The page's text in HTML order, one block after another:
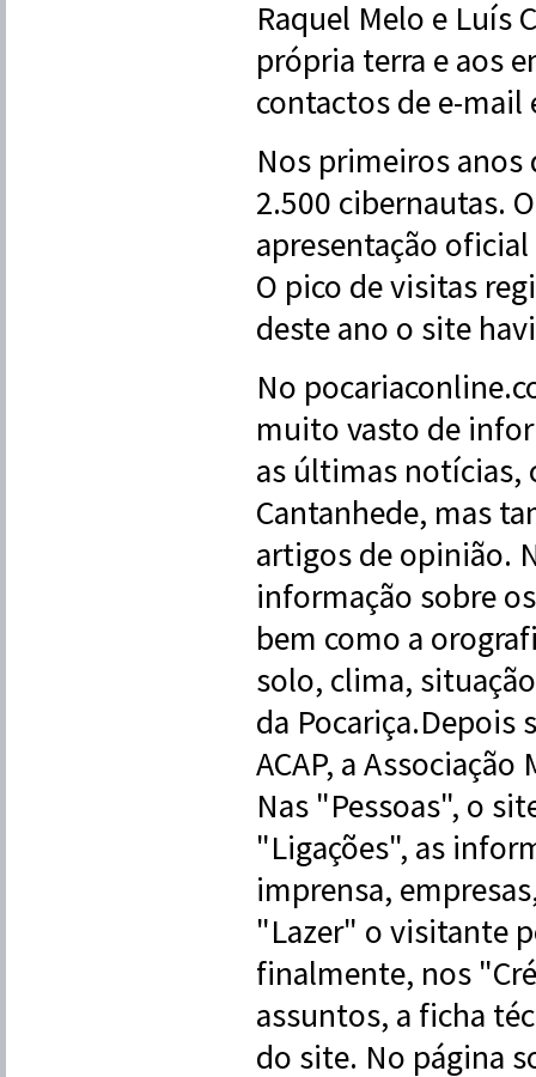
Raquel Melo e Luís
própria terra e aos
contactos de e-
Nos primeiros anos
2.500 cibernautas.
apresentação
O pico de visitas
deste ano o site
No
muito vasto de
as últimas notícias,
Cantanhede, mas
artigos de opinião.
informação sobre
bem como a
solo, clima,
da Pocariça.Depois
ACAP, a
Nas "Pessoas", o
"Ligações", as
imprensa,
"Lazer" o visitante
finalmente, nos
assuntos, a ficha
do site. No página